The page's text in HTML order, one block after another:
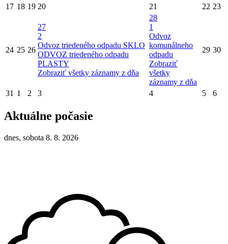
17 18 19 20 21 22 23
24 25 26
27
2
Odvoz triedeného odpadu SKLO
ODVOZ triedeného odpadu
PLASTY
Zobraziť všetky záznamy z dňa
28
1
Odvoz
komunálneho
odpadu
Zobraziť
všetky
záznamy z dňa
29 30
31 1 2 3 4 5 6
Aktuálne počasie
dnes, sobota 8. 8. 2026